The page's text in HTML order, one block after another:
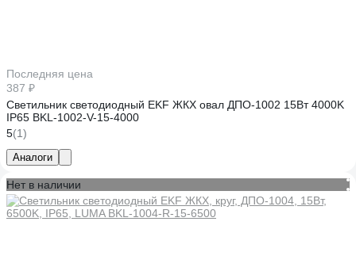
Последняя цена
387 ₽
Светильник светодиодный EKF ЖКХ овал ДПО-1002 15Вт 4000K
IP65 BKL-1002-V-15-4000
5(1)
Аналоги
Нет в наличии